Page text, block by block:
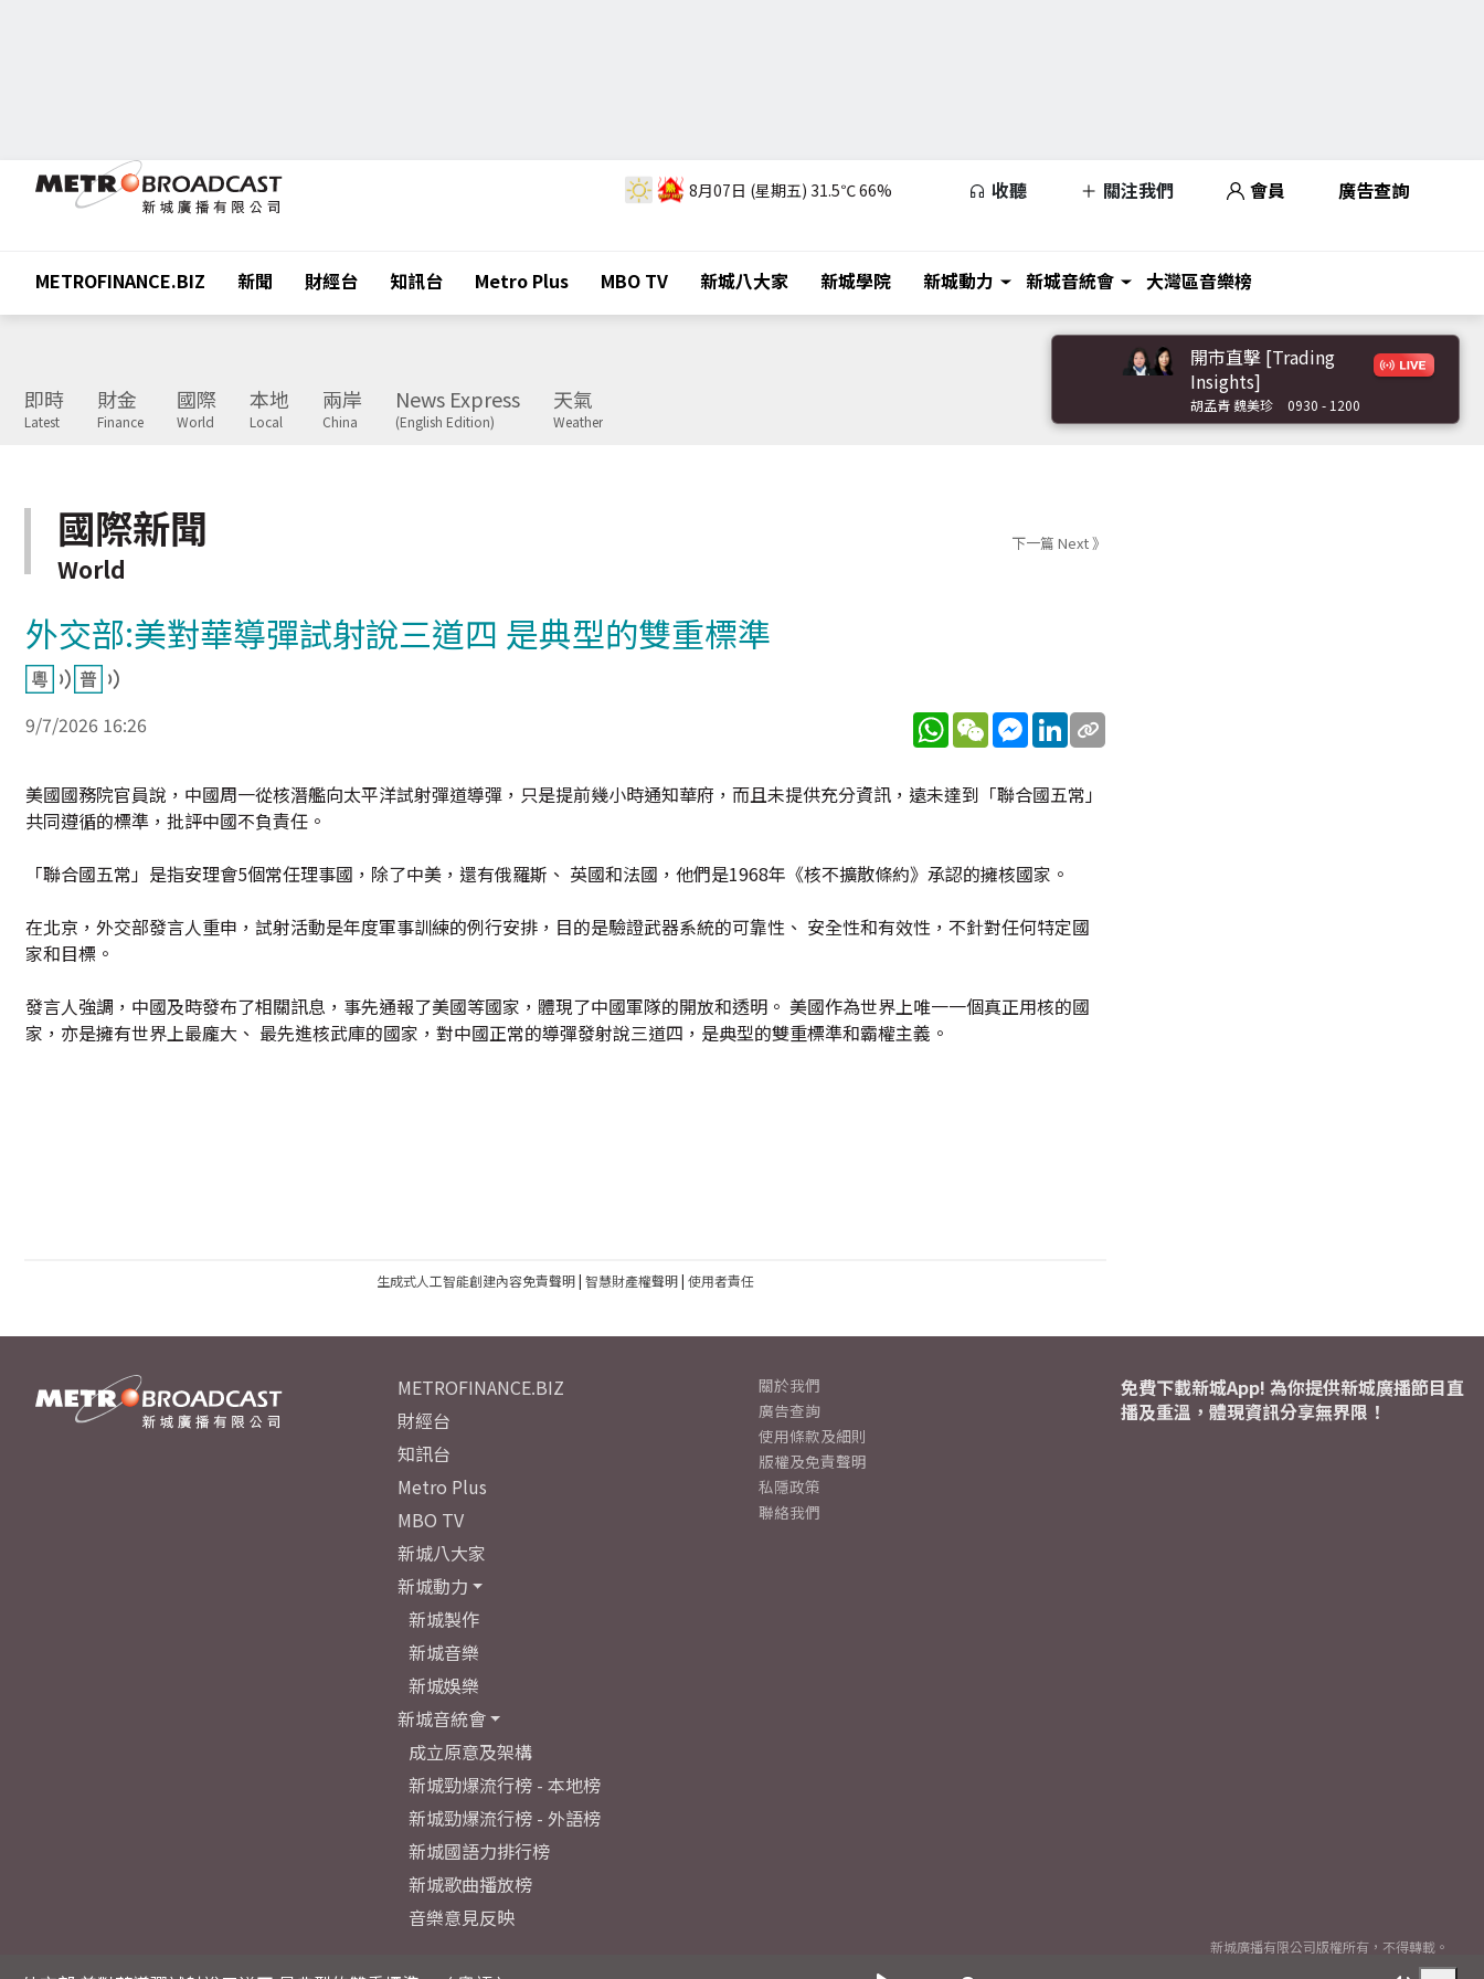
8月07日 (星期五) 31.5℃66% 收聽 關注我們 會員 廣告查詢
METROFINANCE.BIZ 新聞 財經台 知訊台 Metro Plus MBO TV 新城八大家 新城學院 新城動力 新城音統會 大灣區音樂榜
即時
Latest
財金
Finance
國際
World
本地
Local
兩岸
China
News Express
(English Edition)
天氣
Weather
開市直擊 [Trading
Insights]
胡孟青 魏美珍 0930 - 1200
國際新聞
World
下一篇 Next 》
外交部:美對華導彈試射說三道四 是典型的雙重標準
9/7/2026 16:26 WhatsApp
WeChatMessenger
LinkedIn
美國國務院官員說，中國周一從核潛艦向太平洋試射彈道導彈，只是提前幾小時通知華府，而且未提供充分資訊，遠未達到「聯合國五常」
共同遵循的標準，批評中國不負責任。
「聯合國五常」是指安理會5個常任理事國，除了中美，還有俄羅斯、 英國和法國，他們是1968年《核不擴散條約》承認的擁核國家。
在北京，外交部發言人重申，試射活動是年度軍事訓練的例行安排，目的是驗證武器系統的可靠性、 安全性和有效性，不針對任何特定國
家和目標。
發言人強調，中國及時發布了相關訊息，事先通報了美國等國家，體現了中國軍隊的開放和透明。 美國作為世界上唯一一個真正用核的國
家，亦是擁有世界上最龐大、 最先進核武庫的國家，對中國正常的導彈發射說三道四，是典型的雙重標準和霸權主義。
生成式人工智能創建內容免責聲明| 智慧財產權聲明| 使用者責任
METROFINANCE.BIZ
財經台
知訊台
Metro Plus
MBO TV
新城八大家
新城動力
新城製作
新城音樂
新城娛樂
新城音統會
成立原意及架構
新城勁爆流行榜 - 本地榜
新城勁爆流行榜 - 外語榜
新城國語力排行榜
新城歌曲播放榜
音樂意見反映
關於我們
廣告查詢
使用條款及細則
版權及免責聲明
私隱政策
聯絡我們
免費下載新城App! 為你提供新城廣播節目直
播及重溫，體現資訊分享無界限！
新城廣播有限公司版權所有，不得轉載。
2026© Metro Broadcast Corporation Limited. All rights reserved.